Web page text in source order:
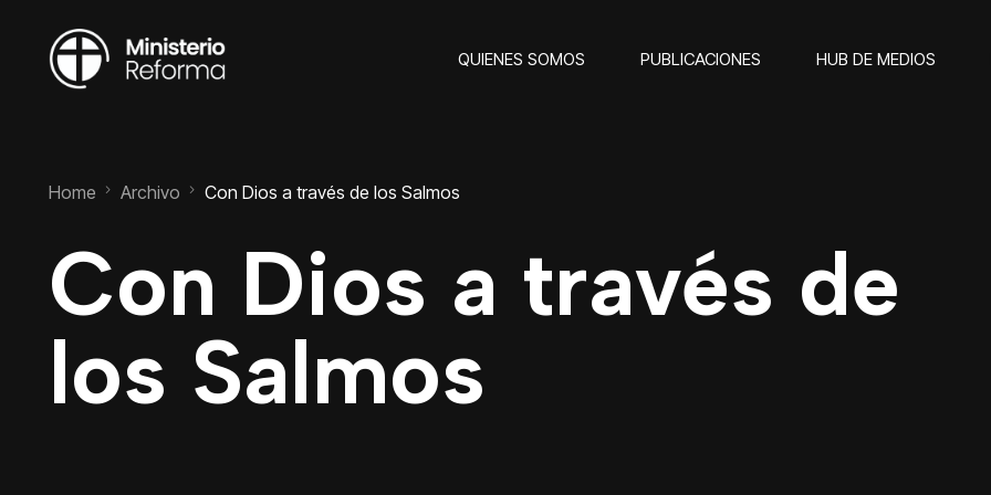
QUIENES SOMOS PUBLICACIONES HUB DE MEDIOS
Home Archivo Con Dios a través de los Salmos
Con Dios a través de
los Salmos